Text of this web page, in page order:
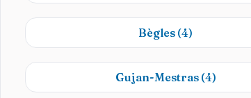
Bègles (4)
Gujan-Mestras (4)